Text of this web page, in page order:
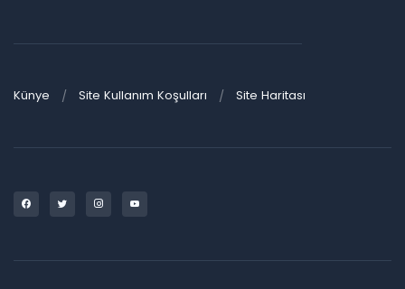
Künye Site Kullanım Koşulları Site Haritası